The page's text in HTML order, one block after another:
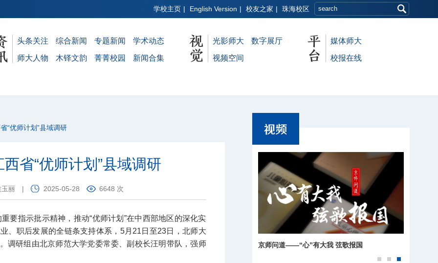
学校主页 | English Version | 校友之家 | 珠海校区
头条关注 综合新闻 专题新闻 学术动态
师大人物 木铎文韵 菁菁校园 新闻合集
光影师大 数字展厅
视频空间
媒体师大
校报在线
“优师计划”县域调研
省“优师计划”县域调研
玉丽 | 2025-05-28 6648 次
要指示批示精神，推动“优师计划”在中西部地区的深化实
、职后发展的全链条支持体系，5月21日至23日，北师大
调研组由北京师范大学党委常委、副校长汪明带队，强师
北京师范大学北京校区2026年毕业典礼快闪